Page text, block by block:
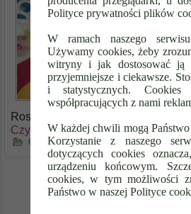
Polityce prywatności plików
W ramach naszego
Używamy cookies, żeby
witryny i jak dostosować ją
przyjemniejsze i ciekawsze.
i statystycznych.
współpracujących z nami
W każdej chwili mogą
Korzystanie z naszego
dotyczących cookies
urządzeniu końcowym.
cookies, w tym możliwości
Państwo w naszej Polityce
Rossman.
Czytaj dalej→
Opublikowano Desery na zimno,